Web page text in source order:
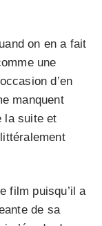
on en a fait
une
d’en
manquent
la suite et
film puisqu’il a
de sa